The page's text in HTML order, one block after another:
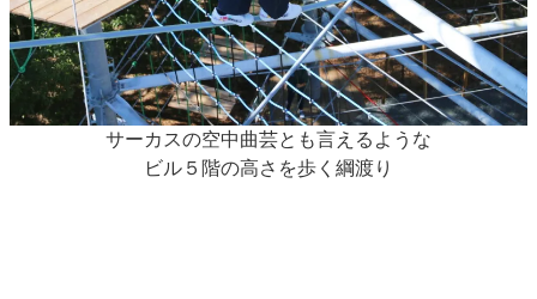
サーカスの空中曲芸とも言えるような
ビル５階の高さを歩く綱渡り